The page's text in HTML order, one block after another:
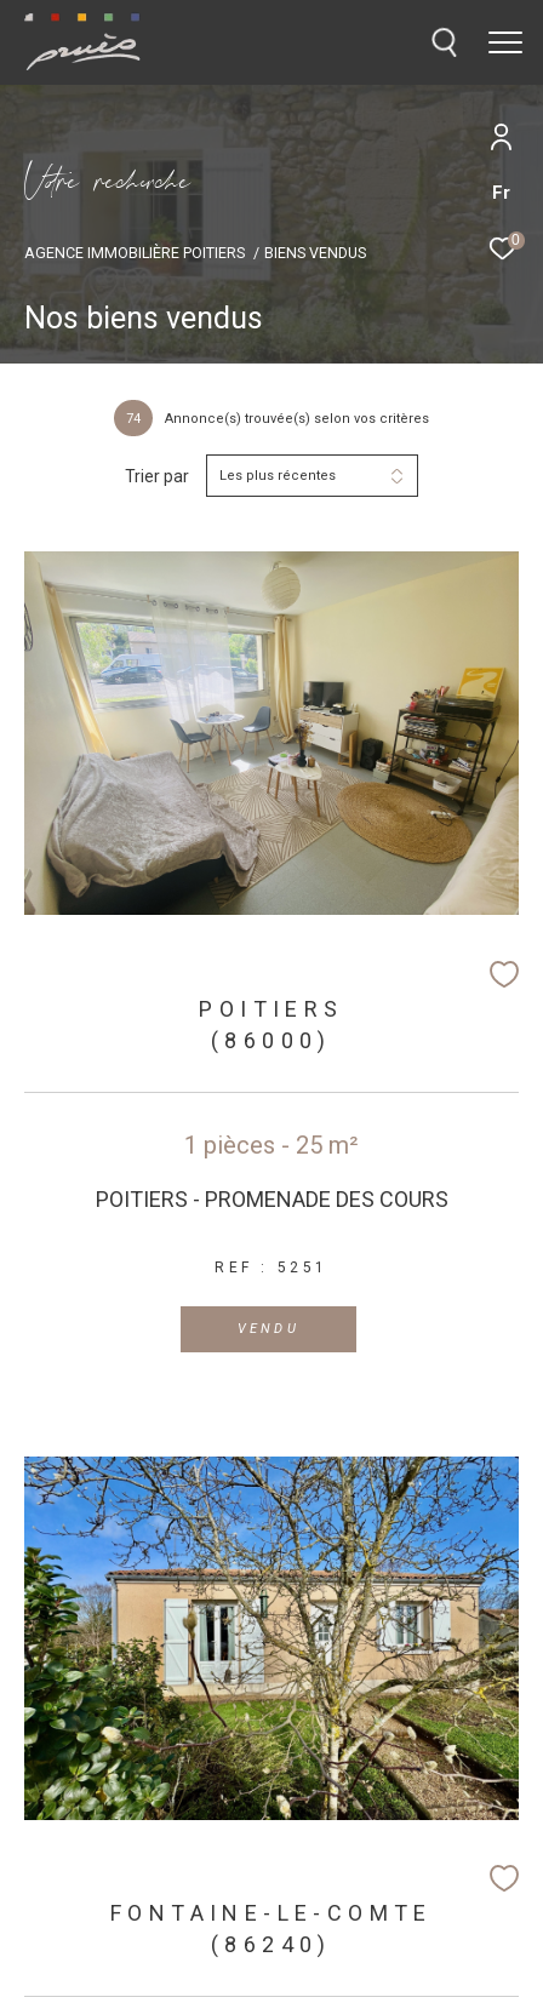
Fr
0
Vore recece
AGENCE IMMOBILIÈRE POITIERS BIENS VENDUS
Nos biens vendus
74 Annonce(s) trouvée(s) selon vos critères
Trier par Les plus récentes
POITIERS
(86000)
1 pièces - 25 m²
POITIERS - PROMENADE DES COURS
REF : 5251
VENDU
FONTAINE-LE-COMTE
(86240)